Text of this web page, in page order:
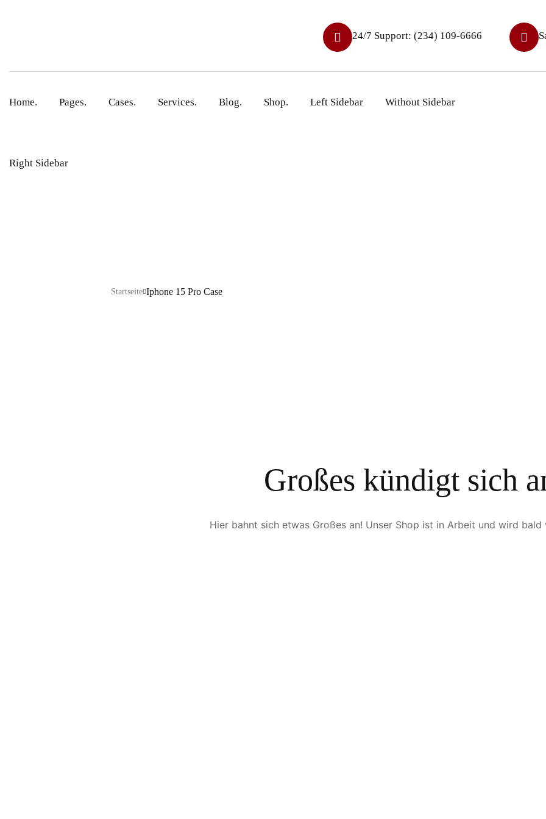
24/7 Support: (234) 109-6666
Home. Pages. Cases. Services. Blog. Shop. Left Sidebar Without Sidebar
Right Sidebar
Startseite Iphone 15 Pro Case
Großes kündigt sich
Hier bahnt sich etwas Großes an! Unser Shop ist in Arbeit und wird